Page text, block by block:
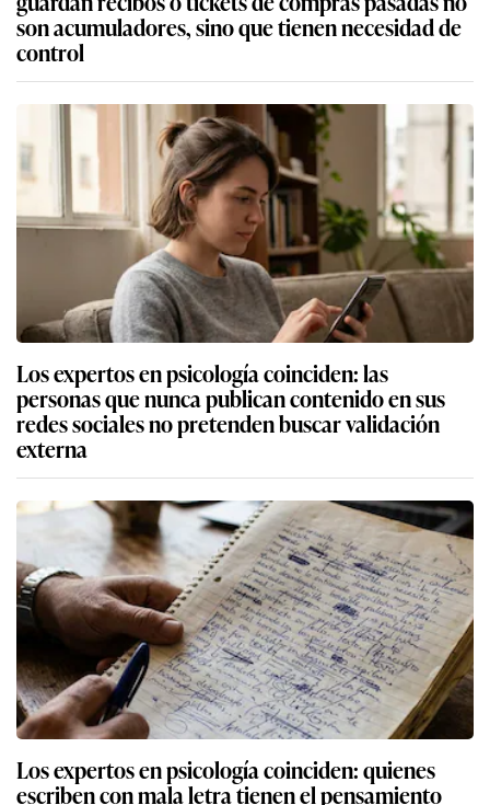
son acumuladores, sino que tienen necesidad de
control
Los expertos en psicología coinciden: las
personas que nunca publican contenido en sus
redes sociales no pretenden buscar validación
externa
Los expertos en psicología coinciden: quienes
escriben con mala letra tienen el pensamiento